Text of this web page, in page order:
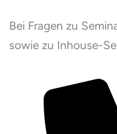
Bei Fragen zu
sowie zu Inhouse-